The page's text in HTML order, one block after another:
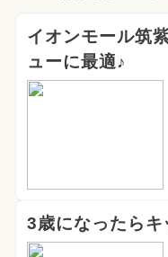
イオンモール筑
ューに最適♪
3歳になったらキ